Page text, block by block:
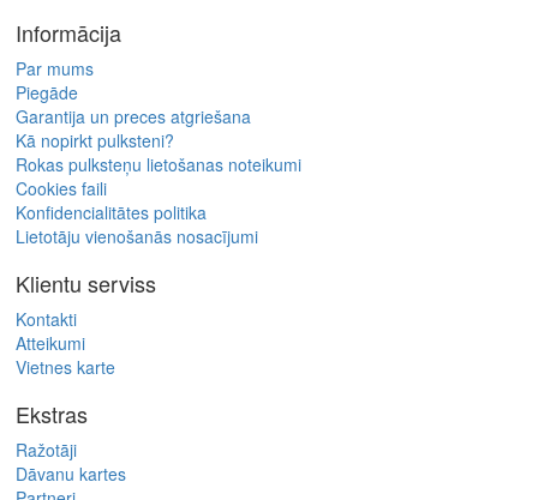
Informācija
Par mums
Piegāde
Garantija un preces atgriešana
Kā nopirkt pulksteni?
Rokas pulksteņu lietošanas noteikumi
Cookies faili
Konfidencialitātes politika
Lietotāju vienošanās nosacījumi
Klientu serviss
Kontakti
Atteikumi
Vietnes karte
Ekstras
Ražotāji
Dāvanu kartes